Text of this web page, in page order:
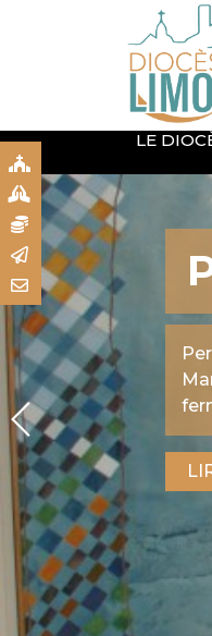
LE
II